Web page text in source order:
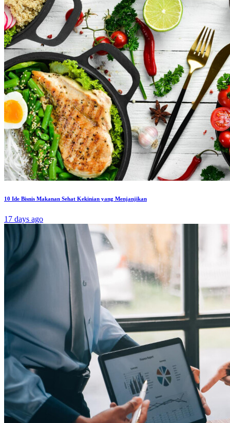
10 Ide Bisnis Makanan Sehat Kekinian yang Menjanjikan
17 days ago